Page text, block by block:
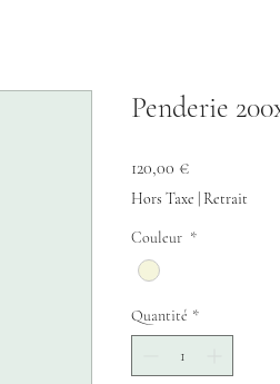
Penderie
120,00 €Prix
Hors Taxe Retrait
Couleur *
Quantité *